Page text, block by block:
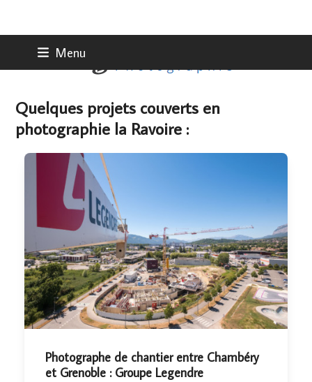
Menu
Quelques projets couverts en
photographie la Ravoire :
Photographe de chantier entre Chambéry
et Grenoble : Groupe Legendre